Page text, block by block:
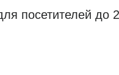
посетителей до